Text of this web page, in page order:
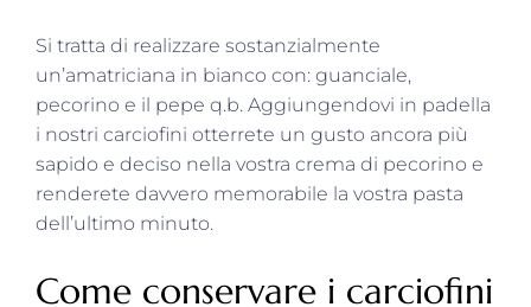
Si tratta di realizzare sostanzialmente
un’amatriciana in bianco con: guanciale,
pecorino e il pepe q.b. Aggiungendovi in padella
i nostri carciofini otterrete un gusto ancora più
sapido e deciso nella vostra crema di pecorino e
renderete davvero memorabile la vostra pasta
dell’ultimo minuto.
Come conservare i carciofini